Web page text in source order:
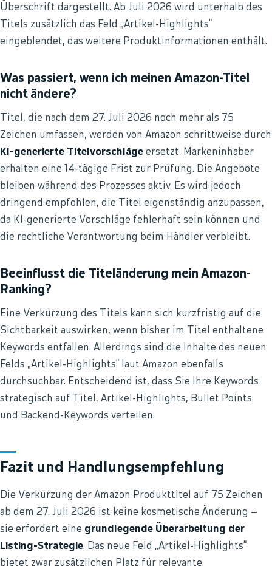
Überschrift dargestellt. Ab Juli 2026 wird unterhalb des
Titels zusätzlich das Feld „Artikel-Highlights“
eingeblendet, das weitere Produktinformationen enthält.
Was passiert, wenn ich meinen Amazon-Titel
nicht ändere?
Titel, die nach dem 27. Juli 2026 noch mehr als 75
Zeichen umfassen, werden von Amazon schrittweise durch
KI-generierte Titelvorschläge ersetzt. Markeninhaber
erhalten eine 14-tägige Frist zur Prüfung. Die Angebote
bleiben während des Prozesses aktiv. Es wird jedoch
dringend empfohlen, die Titel eigenständig anzupassen,
da KI-generierte Vorschläge fehlerhaft sein können und
die rechtliche Verantwortung beim Händler verbleibt.
Beeinflusst die Titeländerung mein Amazon-
Ranking?
Eine Verkürzung des Titels kann sich kurzfristig auf die
Sichtbarkeit auswirken, wenn bisher im Titel enthaltene
Keywords entfallen. Allerdings sind die Inhalte des neuen
Felds „Artikel-Highlights“ laut Amazon ebenfalls
durchsuchbar. Entscheidend ist, dass Sie Ihre Keywords
strategisch auf Titel, Artikel-Highlights, Bullet Points
und Backend-Keywords verteilen.
Fazit und Handlungsempfehlung
Die Verkürzung der Amazon Produkttitel auf 75 Zeichen
ab dem 27. Juli 2026 ist keine kosmetische Änderung –
sie erfordert eine grundlegende Überarbeitung der
Listing-Strategie. Das neue Feld „Artikel-Highlights“
bietet zwar zusätzlichen Platz für relevante